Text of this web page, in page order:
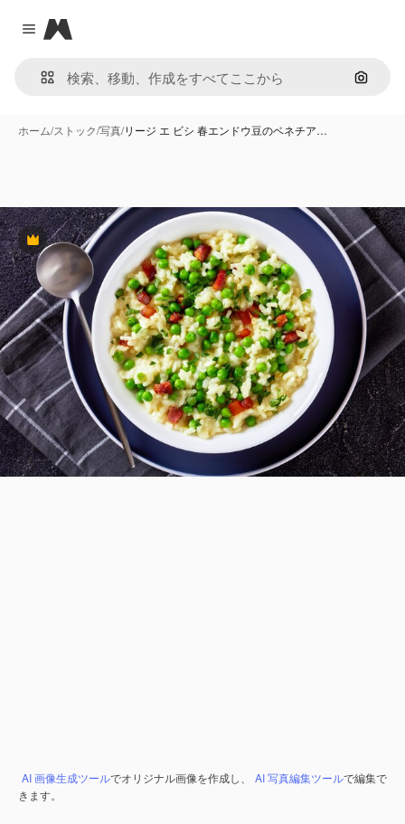
Close menu
Magnific
画像で
ホーム/ストック/写真/リージ エ ビシ 春エンドウ豆のベネチア…
Premium
AI 画像生成ツールでオリジナル画像を作成し、 AI 写真編集ツールで編集で
きます。